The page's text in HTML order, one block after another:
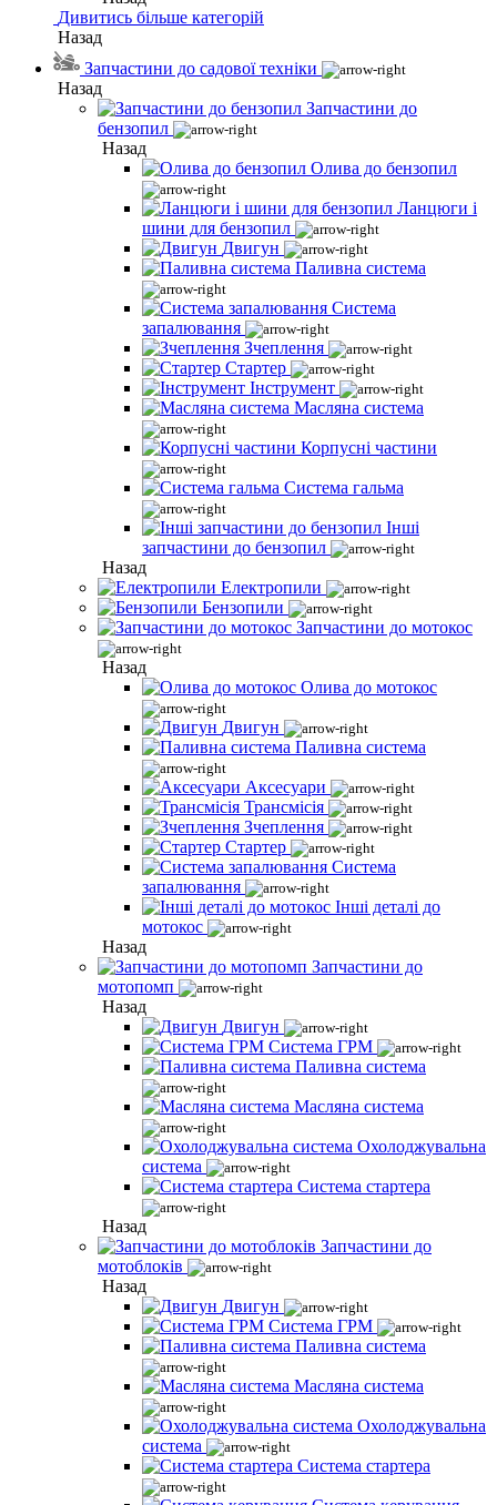
Дивитись більше категорій
Назад
Запчастини до садової техніки
Назад
Запчастини до
бензопил
Назад
Олива до бензопил
Ланцюги і
шини для бензопил
Двигун
Паливна система
Система
запалювання
Зчеплення
Стартер
Інструмент
Масляна система
Корпусні частини
Система гальма
Інші
запчастини до бензопил
Назад
Електропили
Бензопили
Запчастини до мотокос
Назад
Олива до мотокос
Двигун
Паливна система
Аксесуари
Трансмісія
Зчеплення
Стартер
Система
запалювання
Інші деталі до
мотокос
Назад
Запчастини до
мотопомп
Назад
Двигун
Система ГРМ
Паливна система
Масляна система
Охолоджувальна
система
Система стартера
Назад
Запчастини до
мотоблоків
Назад
Двигун
Система ГРМ
Паливна система
Масляна система
Охолоджувальна
система
Система стартера